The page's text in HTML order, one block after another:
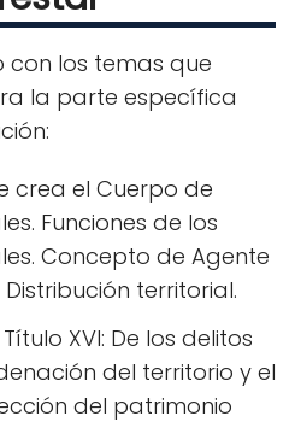
con los temas que
la parte específica
crea el Cuerpo de
Funciones de los
Concepto de Agente
territorial.
XVI: De los delitos
del territorio y el
del patrimonio